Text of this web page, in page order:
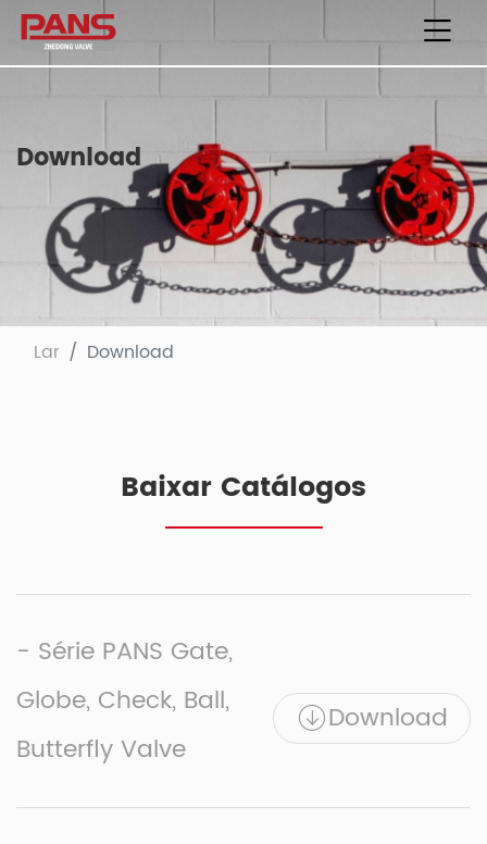
Download
Lar Download
Baixar Catálogos
- Série PANS Gate,
Globe, Check, Ball,
Butterfly Valve
Download